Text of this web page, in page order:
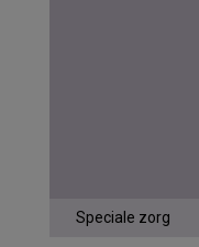
Speciale zorg